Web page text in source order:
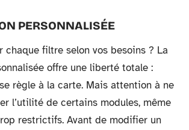
PERSONNALISÉE
chaque filtre selon vos besoins ? La
offre une liberté totale :
règle à la carte. Mais attention à ne
l’utilité de certains modules, même
restrictifs. Avant de modifier un